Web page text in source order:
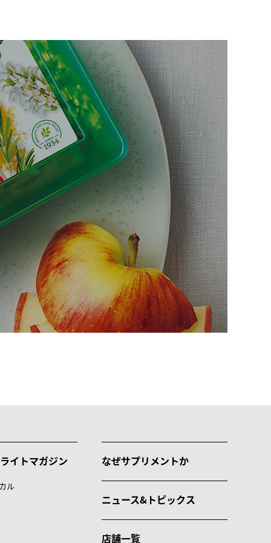
イトマガジン
ル
なぜサプリメントか
ニュース&トピックス
店舗一覧